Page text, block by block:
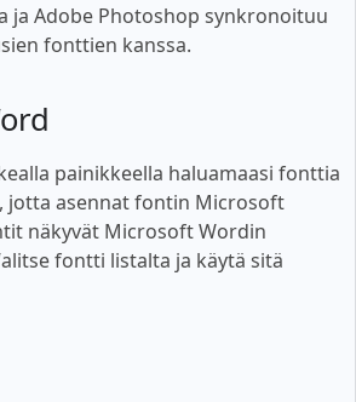
ja Adobe Photoshop synkronoituu
fonttien kanssa.
painikkeella haluamaasi fonttia
jotta asennat fontin Microsoft
näkyvät Microsoft Wordin
fontti listalta ja käytä sitä